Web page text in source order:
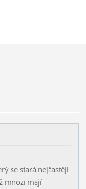
se stará nejčastěji
mnozí mají